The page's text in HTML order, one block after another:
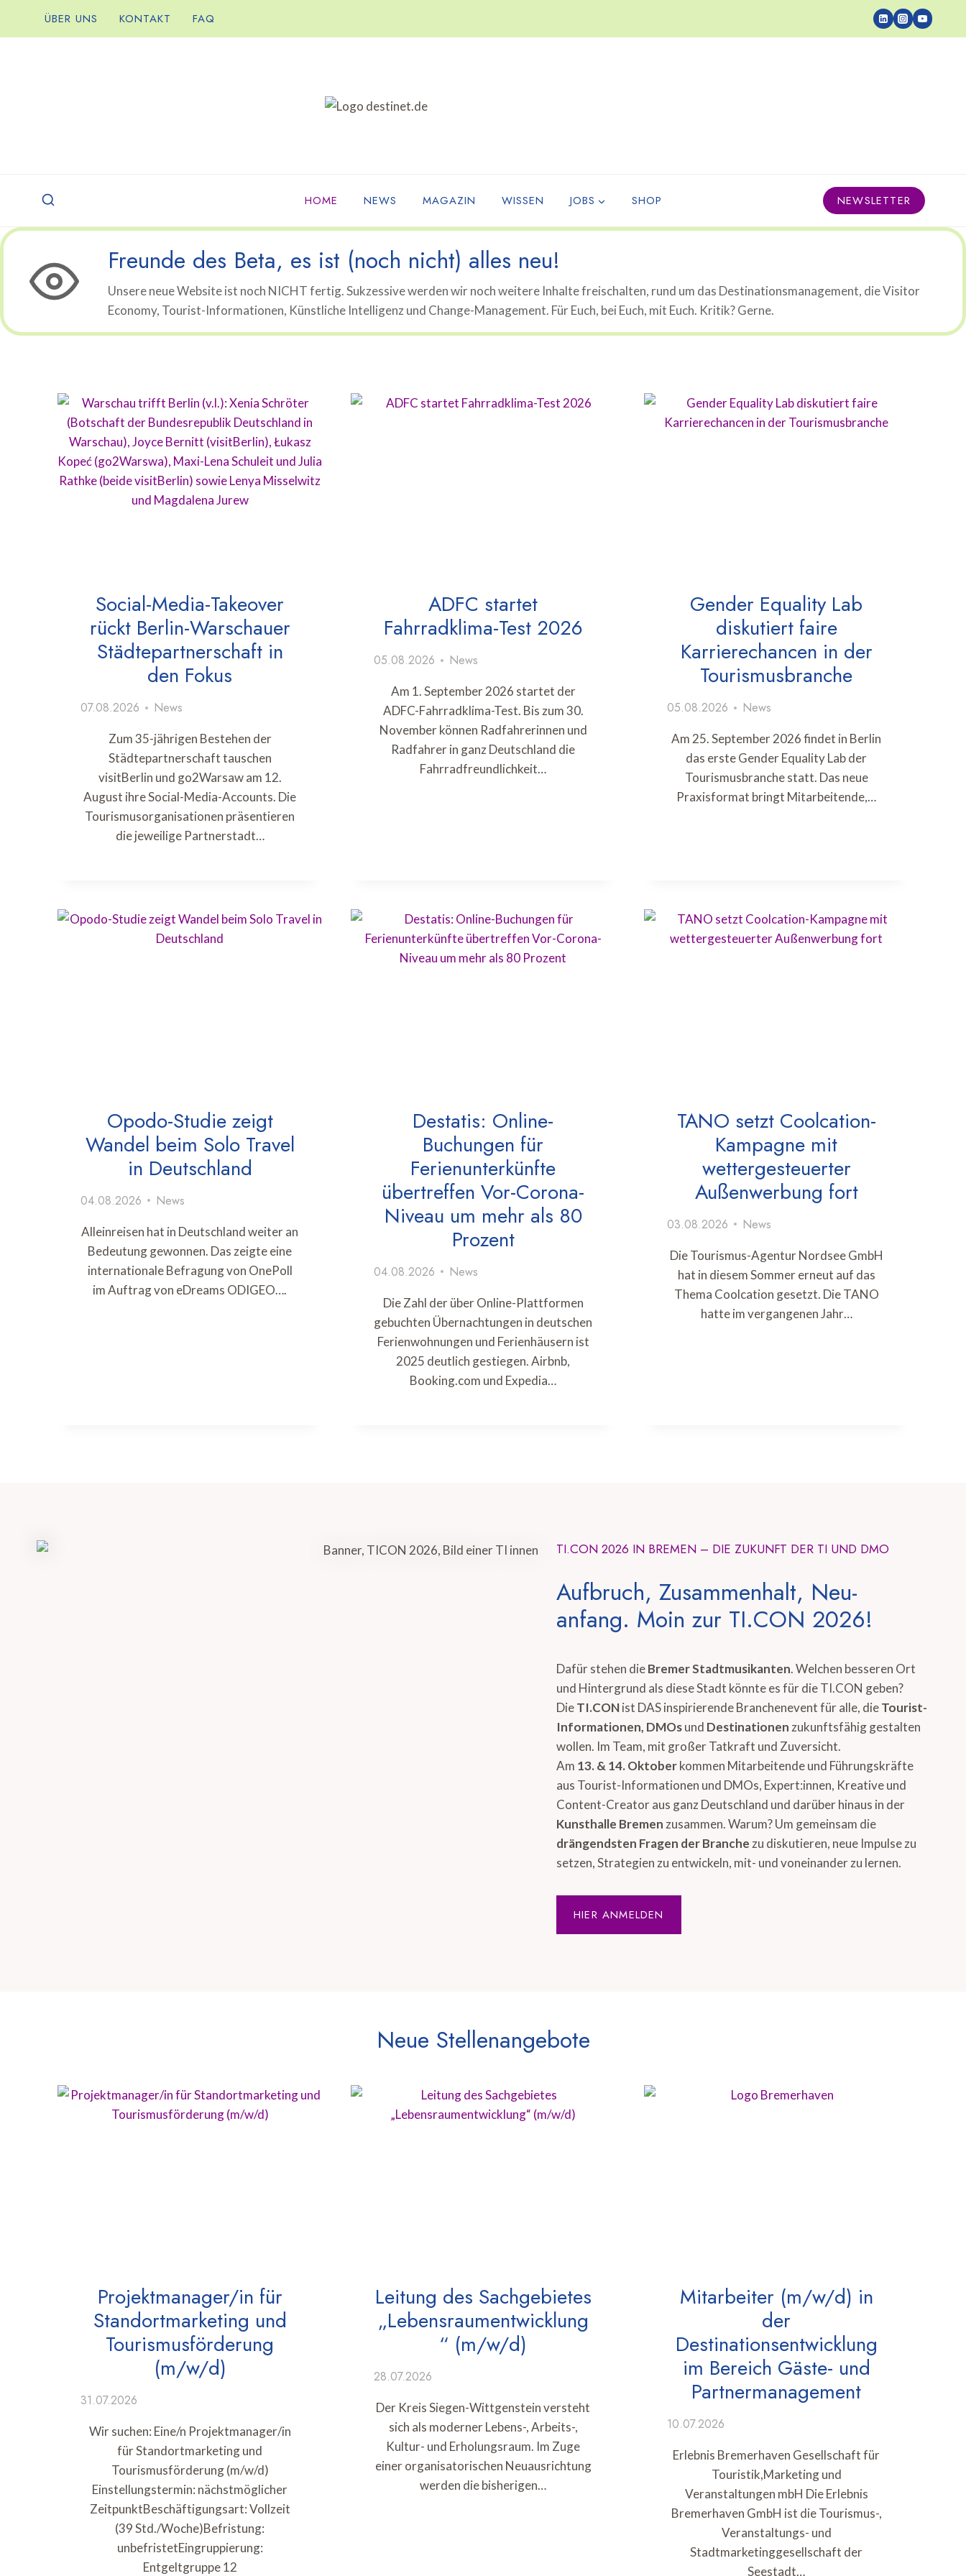
ÜBER UNS KONTAKT FAQ
HOME NEWS MAGAZIN WISSEN JOBS SHOP NEWSLETTER
Freunde des Beta, es ist (noch nicht) alles neu!
Unsere neue Website ist noch NICHT fertig. Sukzessive werden wir noch weitere Inhalte freischalten, rund um das Destinationsmanagement, die Visitor
Economy, Tourist-Informationen, Künstliche Intelligenz und Change-Management. Für Euch, bei Euch, mit Euch. Kritik? Gerne.
Social-Media-Takeover
rückt Berlin-Warschauer
Städtepartnerschaft in
den Fokus
07.08.2026 News
Zum 35-jährigen Bestehen der
Städtepartnerschaft tauschen
visitBerlin und go2Warsaw am 12.
August ihre Social-Media-Accounts. Die
Tourismusorganisationen präsentieren
die jeweilige Partnerstadt…
ADFC startet
Fahrradklima-Test 2026
05.08.2026 News
Am 1. September 2026 startet der
ADFC-Fahrradklima-Test. Bis zum 30.
November können Radfahrerinnen und
Radfahrer in ganz Deutschland die
Fahrradfreundlichkeit…
Gender Equality Lab
diskutiert faire
Karrierechancen in der
Tourismusbranche
05.08.2026 News
Am 25. September 2026 findet in Berlin
das erste Gender Equality Lab der
Tourismusbranche statt. Das neue
Praxisformat bringt Mitarbeitende,…
Opodo-Studie zeigt
Wandel beim Solo Travel
in Deutschland
04.08.2026 News
Alleinreisen hat in Deutschland weiter an
Bedeutung gewonnen. Das zeigte eine
internationale Befragung von OnePoll
im Auftrag von eDreams ODIGEO….
Destatis: Online-
Buchungen für
Ferienunterkünfte
übertreffen Vor-Corona-
Niveau um mehr als 80
Prozent
04.08.2026 News
Die Zahl der über Online-Plattformen
gebuchten Übernachtungen in deutschen
Ferienwohnungen und Ferienhäusern ist
2025 deutlich gestiegen. Airbnb,
Booking.com und Expedia…
TANO setzt Coolcation-
Kampagne mit
wettergesteuerter
Außenwerbung fort
03.08.2026 News
Die Tourismus-Agentur Nordsee GmbH
hat in diesem Sommer erneut auf das
Thema Coolcation gesetzt. Die TANO
hatte im vergangenen Jahr…
TI.CON 2026 IN BREMEN – DIE ZUKUNFT DER TI UND DMO
Aufbruch, Zusammenhalt, Neu-
anfang. Moin zur TI.CON 2026!
Dafür stehen dieBremer Stadtmusikanten. Welchen besseren Ort
und Hintergrund als diese Stadt könnte es für die TI.CON geben?
DieTI.CONist DAS inspirierende Branchenevent für alle, dieTourist-
Informationen, DMOsund Destinationen zukunftsfähig gestalten
wollen. Im Team, mit großer Tatkraft und Zuversicht.
Am 13. & 14. Oktoberkommen Mitarbeitende und Führungskräfte
aus Tourist-Informationen und DMOs, Expert:innen, Kreative und
Content-Creator aus ganz Deutschland und darüber hinaus in der
Kunsthalle Bremen zusammen. Warum? Um gemeinsam die
drängendsten Fragen der Branche zu diskutieren, neue Impulse zu
setzen, Strategien zu entwickeln, mit- und voneinander zu lernen.
HIER ANMELDEN
Neue Stellenangebote
Projektmanager/in für
Standortmarketing und
Tourismusförderung
(m/w/d)
31.07.2026
Wir suchen: Eine/n Projektmanager/in
für Standortmarketing und
Tourismusförderung (m/w/d)
Einstellungstermin: nächstmöglicher
ZeitpunktBeschäftigungsart: Vollzeit
(39 Std./Woche)Befristung:
unbefristetEingruppierung:
Entgeltgruppe 12
Leitung des Sachgebietes
„Lebensraumentwicklung
“ (m/w/d)
28.07.2026
Der Kreis Siegen-Wittgenstein versteht
sich als moderner Lebens-, Arbeits-,
Kultur- und Erholungsraum. Im Zuge
einer organisatorischen Neuausrichtung
werden die bisherigen…
Mitarbeiter (m/w/d) in
der
Destinationsentwicklung
im Bereich Gäste- und
Partnermanagement
10.07.2026
Erlebnis Bremerhaven Gesellschaft für
Touristik,Marketing und
Veranstaltungen mbH Die Erlebnis
Bremerhaven GmbH ist die Tourismus-,
Veranstaltungs- und
Stadtmarketinggesellschaft der
Seestadt…